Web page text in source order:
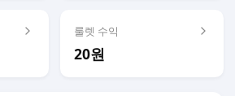
룰렛 수익
20원